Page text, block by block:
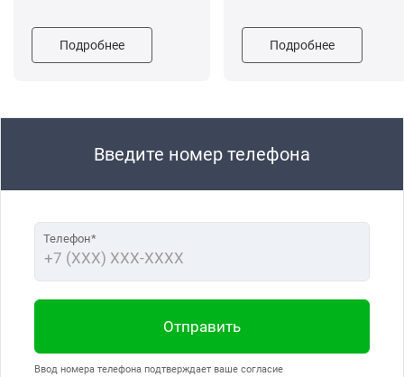
Подробнее Подробнее
Введите номер телефона
Телефон*
Ввод номера телефона подтверждает ваше согласие
Отправить